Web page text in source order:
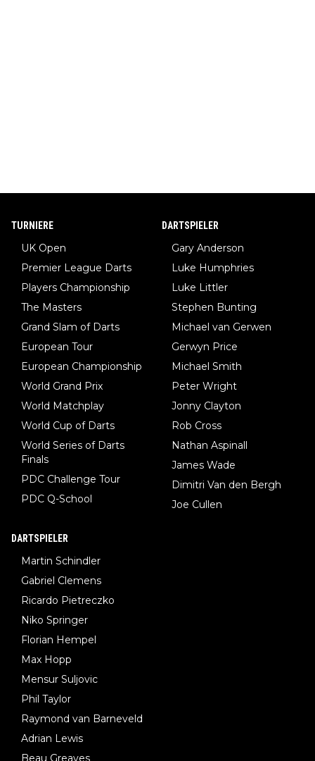
TURNIERE
UK Open
Premier League Darts
Players Championship
The Masters
Grand Slam of Darts
European Tour
European Championship
World Grand Prix
World Matchplay
World Cup of Darts
World Series of Darts
Finals
PDC Challenge Tour
PDC Q-School
DARTSPIELER
Gary Anderson
Luke Humphries
Luke Littler
Stephen Bunting
Michael van Gerwen
Gerwyn Price
Michael Smith
Peter Wright
Jonny Clayton
Rob Cross
Nathan Aspinall
James Wade
Dimitri Van den Bergh
Joe Cullen
DARTSPIELER
Martin Schindler
Gabriel Clemens
Ricardo Pietreczko
Niko Springer
Florian Hempel
Max Hopp
Mensur Suljovic
Phil Taylor
Raymond van Barneveld
Adrian Lewis
Beau Greaves